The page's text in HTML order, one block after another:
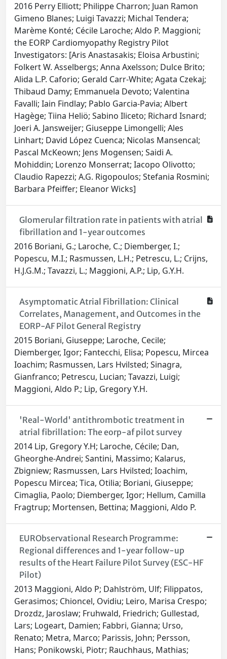
2016 Perry Elliott; Philippe Charron; Juan Ramon
Gimeno Blanes; Luigi Tavazzi; Michal Tendera;
Marème Konté; Cécile Laroche; Aldo P. Maggioni;
the EORP Cardiomyopathy Registry Pilot
Investigators: [Aris Anastasakis; Eloisa Arbustini;
Folkert W. Asselbergs; Anna Axelsson; Dulce Brito;
Alida L.P. Caforio; Gerald Carr-White; Agata Czekaj;
Thibaud Damy; Emmanuela Devoto; Valentina
Favalli; Iain Findlay; Pablo Garcia-Pavia; Albert
Hagège; Tiina Heliö; Sabino Iliceto; Richard Isnard;
Joeri A. Jansweijer; Giuseppe Limongelli; Ales
Linhart; David López Cuenca; Nicolas Mansencal;
Pascal McKeown; Jens Mogensen; Saidi A.
Mohiddin; Lorenzo Monserrat; Iacopo Olivotto;
Claudio Rapezzi; A.G. Rigopoulos; Stefania Rosmini;
Barbara Pfeiffer; Eleanor Wicks]
Glomerular filtration rate in patients with atrial
fibrillation and 1-year outcomes
2016 Boriani, G.; Laroche, C.; Diemberger, I.;
Popescu, M.I.; Rasmussen, L.H.; Petrescu, L.; Crijns,
H.J.G.M.; Tavazzi, L.; Maggioni, A.P.; Lip, G.Y.H.
Asymptomatic Atrial Fibrillation: Clinical
Correlates, Management, and Outcomes in the
EORP-AF Pilot General Registry
2015 Boriani, Giuseppe; Laroche, Cecile;
Diemberger, Igor; Fantecchi, Elisa; Popescu, Mircea
Ioachim; Rasmussen, Lars Hvilsted; Sinagra,
Gianfranco; Petrescu, Lucian; Tavazzi, Luigi;
Maggioni, Aldo P.; Lip, Gregory Y.H.
'Real-World' antithrombotic treatment in
atrial fibrillation: The eorp-af pilot survey
2014 Lip, Gregory Y.H; Laroche, Cécile; Dan,
Gheorghe-Andrei; Santini, Massimo; Kalarus,
Zbigniew; Rasmussen, Lars Hvilsted; Ioachim,
Popescu Mircea; Tica, Otilia; Boriani, Giuseppe;
Cimaglia, Paolo; Diemberger, Igor; Hellum, Camilla
Fragtrup; Mortensen, Bettina; Maggioni, Aldo P.
EURObservational Research Programme:
Regional differences and 1-year follow-up
results of the Heart Failure Pilot Survey (ESC-HF
Pilot)
2013 Maggioni, Aldo P; Dahlström, Ulf; Filippatos,
Gerasimos; Chioncel, Ovidiu; Leiro, Marisa Crespo;
Drozdz, Jaroslaw; Fruhwald, Friedrich; Gullestad,
Lars; Logeart, Damien; Fabbri, Gianna; Urso,
Renato; Metra, Marco; Parissis, John; Persson,
Hans; Ponikowski, Piotr; Rauchhaus, Mathias;